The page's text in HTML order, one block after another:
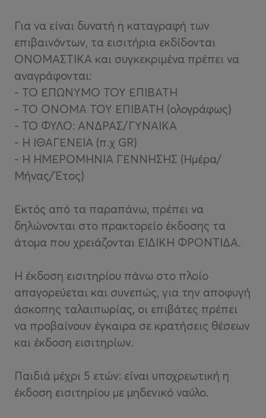
Για να είναι δυνατή η καταγραφή των
επιβαινόντων, τα εισιτήρια εκδίδονται
ΟΝΟΜΑΣΤΙΚΑ και συγκεκριμένα πρέπει να
αναγράφονται:
- ΤΟ ΕΠΩΝΥΜΟ ΤΟΥ ΕΠΙΒΑΤΗ
- ΤΟ ΟΝΟΜΑ ΤΟΥ ΕΠΙΒΑΤΗ (ολογράφως)
- ΤΟ ΦΥΛΟ: ΑΝΔΡΑΣ/ΓΥΝΑΙΚΑ
- Η ΙΘΑΓΕΝΕΙΑ (π.χ GR)
- Η ΗΜΕΡΟΜΗΝΙΑ ΓΕΝΝΗΣΗΣ (Ημέρα/
Μήνας/Έτος)
Εκτός από τα παραπάνω, πρέπει να
δηλώνονται στο πρακτορείο έκδοσης τα
άτομα που χρειάζονται ΕΙΔΙΚΗ ΦΡΟΝΤΙΔΑ.
Η έκδοση εισιτηρίου πάνω στο πλοίο
απαγορεύεται και συνεπώς, για την αποφυγή
άσκοπης ταλαιπωρίας, οι επιβάτες πρέπει
να προβαίνουν έγκαιρα σε κρατήσεις θέσεων
και έκδοση εισιτηρίων.
Παιδιά μέχρι 5 ετών: είναι υποχρεωτική η
έκδοση εισιτηρίου με μηδενικό ναύλο.